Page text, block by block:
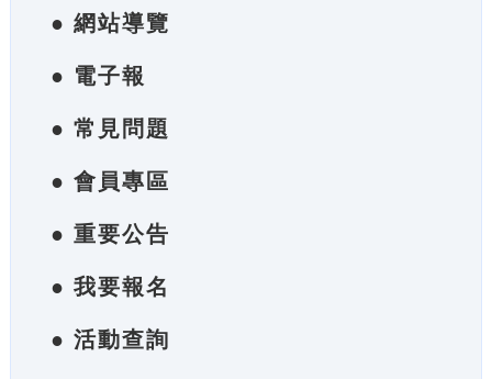
● 網站導覽
● 電子報
● 常見問題
● 會員專區
● 重要公告
● 我要報名
● 活動查詢